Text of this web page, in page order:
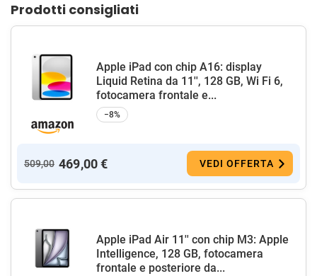
Prodotti consigliati
Apple iPad con chip A16: display
Liquid Retina da 11'', 128 GB, Wi Fi 6,
fotocamera frontale e...
−8%
509,00 469,00 € VEDI OFFERTA
Apple iPad Air 11'' con chip M3: Apple
Intelligence, 128 GB, fotocamera
frontale e posteriore da...